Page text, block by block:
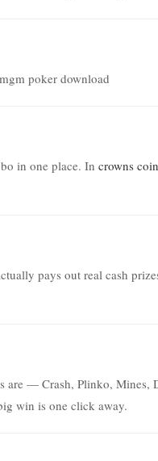
mgm poker download
in one place. In crowns
pays out real cash
are — Crash, Plinko, Mines,
win is one click away.